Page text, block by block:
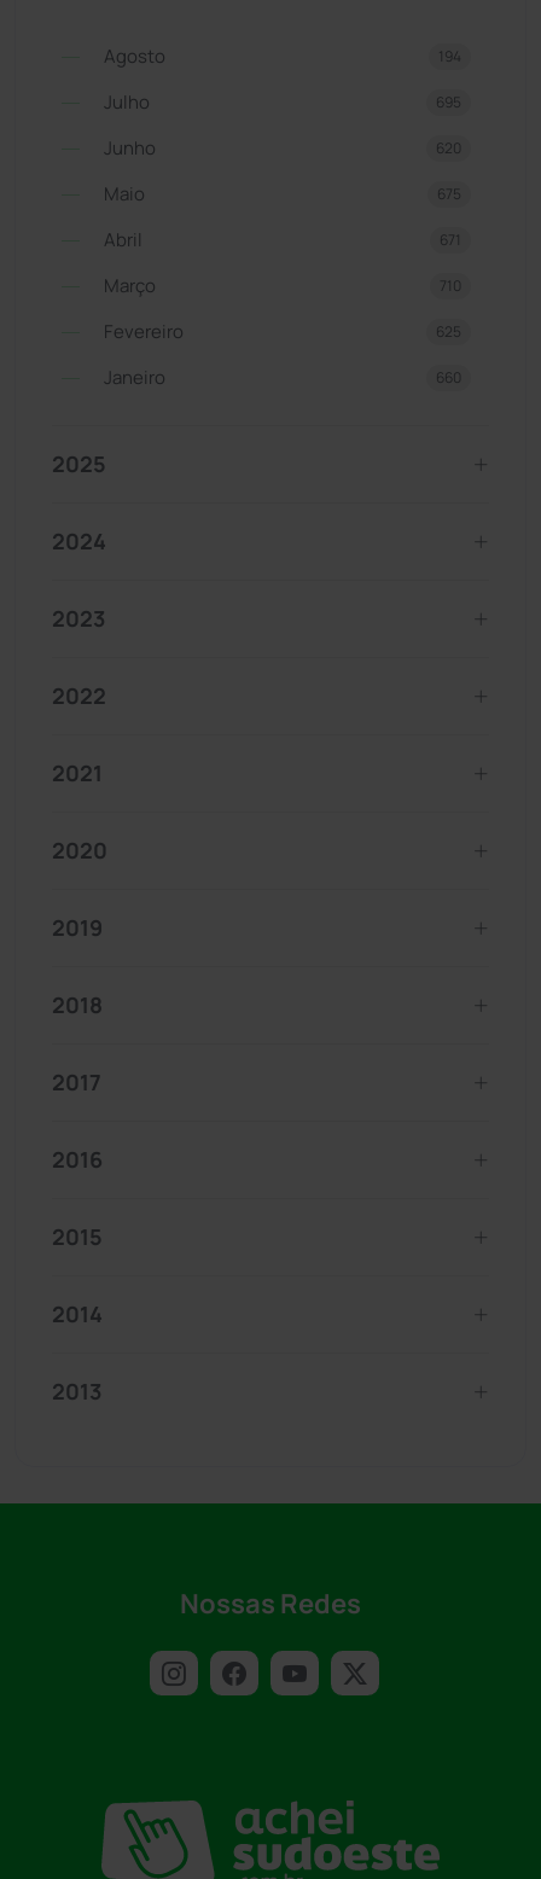
Agosto 194
Julho 695
Junho 620
Maio 675
Abril 671
Março 710
Fevereiro 625
Janeiro 660
2025
2024
2023
2022
2021
2020
2019
2018
2017
2016
2015
2014
2013
Nossas Redes